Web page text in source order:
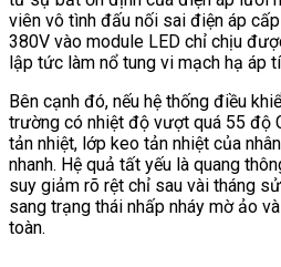
viên vô tình đấu nối sai điện áp
380V vào module LED chỉ chịu
lập tức làm nổ tung vi mạch hạ áp
Bên cạnh đó, nếu hệ thống điều
trường có nhiệt độ vượt quá 55 độ
tản nhiệt, lớp keo tản nhiệt của
nhanh. Hệ quả tất yếu là quang
suy giảm rõ rệt chỉ sau vài tháng
sang trạng thái nhấp nháy mờ ảo
toàn.